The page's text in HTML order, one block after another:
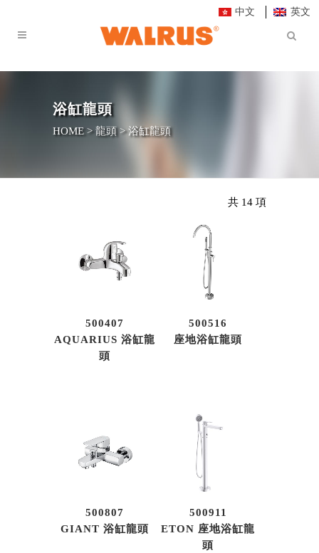
中文 英文
浴缸龍頭
HOME >龍頭>浴缸龍頭
共 14 項
500407
AQUARIUS 浴缸龍
頭
500516
座地浴缸龍頭
500807
GIANT 浴缸龍頭
500911
ETON 座地浴缸龍
頭